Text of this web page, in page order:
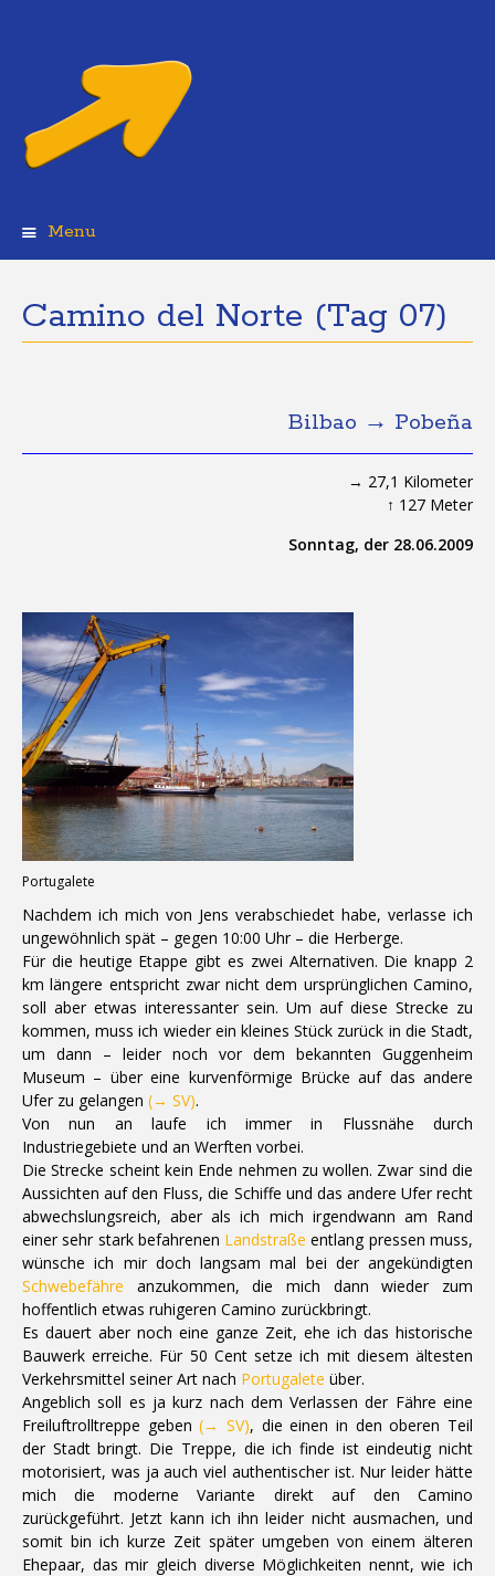
Menu
Camino del Norte (Tag 07)
Bilbao → Pobeña
→ 27,1 Kilometer
↑ 127 Meter
Sonntag, der 28.06.2009
Portugalete
Nachdem ich mich von Jens verabschiedet habe, verlasse ich
ungewöhnlich spät – gegen 10:00 Uhr – die Herberge.
Für die heutige Etappe gibt es zwei Alternativen. Die knapp 2
km längere entspricht zwar nicht dem ursprünglichen Camino,
soll aber etwas interessanter sein. Um auf diese Strecke zu
kommen, muss ich wieder ein kleines Stück zurück in die Stadt,
um dann – leider noch vor dem bekannten Guggenheim
Museum – über eine kurvenförmige Brücke auf das andere
Ufer zu gelangen (→ SV).
Von nun an laufe ich immer in Flussnähe durch
Industriegebiete und an Werften vorbei.
Die Strecke scheint kein Ende nehmen zu wollen. Zwar sind die
Aussichten auf den Fluss, die Schiffe und das andere Ufer recht
abwechslungsreich, aber als ich mich irgendwann am Rand
einer sehr stark befahrenen Landstraße entlang pressen muss,
wünsche ich mir doch langsam mal bei der angekündigten
Schwebefähre anzukommen, die mich dann wieder zum
hoffentlich etwas ruhigeren Camino zurückbringt.
Es dauert aber noch eine ganze Zeit, ehe ich das historische
Bauwerk erreiche. Für 50 Cent setze ich mit diesem ältesten
Verkehrsmittel seiner Art nach Portugalete über.
Angeblich soll es ja kurz nach dem Verlassen der Fähre eine
Freiluftrolltreppe geben(→ SV), die einen in den oberen Teil
der Stadt bringt. Die Treppe, die ich finde ist eindeutig nicht
motorisiert, was ja auch viel authentischer ist. Nur leider hätte
mich die moderne Variante direkt auf den Camino
zurückgeführt. Jetzt kann ich ihn leider nicht ausmachen, und
somit bin ich kurze Zeit später umgeben von einem älteren
Ehepaar, das mir gleich diverse Möglichkeiten nennt, wie ich